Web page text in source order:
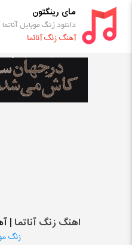
مای رینگتون
دانلود زنگ موبایل آناتما
آهنگ زنگ آناتما
اهنگ زنگ آناتما |
زنگ